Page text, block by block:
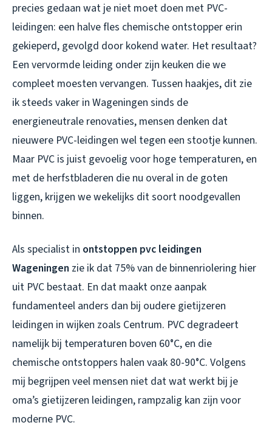
precies gedaan wat je niet moet doen met PVC-
leidingen: een halve fles chemische ontstopper erin
gekieperd, gevolgd door kokend water. Het resultaat?
Een vervormde leiding onder zijn keuken die we
compleet moesten vervangen. Tussen haakjes, dit zie
ik steeds vaker in Wageningen sinds de
energieneutrale renovaties, mensen denken dat
nieuwere PVC-leidingen wel tegen een stootje kunnen.
Maar PVC is juist gevoelig voor hoge temperaturen, en
met de herfstbladeren die nu overal in de goten
liggen, krijgen we wekelijks dit soort noodgevallen
binnen.
Als specialist in ontstoppen pvc leidingen
Wageningen zie ik dat 75% van de binnenriolering hier
uit PVC bestaat. En dat maakt onze aanpak
fundamenteel anders dan bij oudere gietijzeren
leidingen in wijken zoals Centrum. PVC degradeert
namelijk bij temperaturen boven 60°C, en die
chemische ontstoppers halen vaak 80-90°C. Volgens
mij begrijpen veel mensen niet dat wat werkt bij je
oma’s gietijzeren leidingen, rampzalig kan zijn voor
moderne PVC.